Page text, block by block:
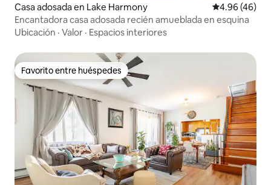
Casa adosada en Lake Harmony Calificación
4.96 (46)
Encantadora casa adosada recién amueblada en esquina
Ubicación · Valor · Espacios interiores
Favorito entre huéspedes
Favorito entre huéspedes